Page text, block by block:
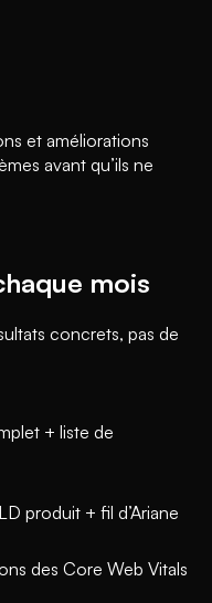
et améliorations
avant qu’ils ne
mois
concrets, pas de
+ liste de
produit + fil d’Ariane
des Core Web Vitals